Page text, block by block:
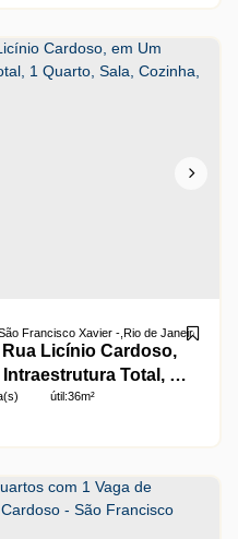
Licínio Cardoso,
Total, 1
Social e
Francisco Xavier , Rio de Janeiro
útil:36m²